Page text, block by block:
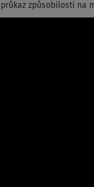
způsobilosti na